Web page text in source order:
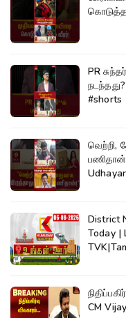
PR
#shorts
வெற்றி,
District
Today |
CM